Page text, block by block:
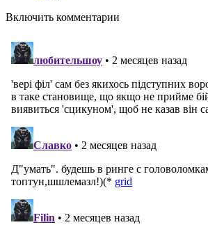
Включить комментарии